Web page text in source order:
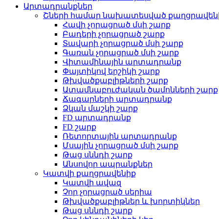
Արտադրանքներ
Շների համար նախատեսված
Հավի չորացրած մսի շարք
Բադերի չորացրած շարք
Տավարի չորացրած մսի շարք
Գառան չորացրած մսի շարք
Վիտամինային արտադրանք
Փայտիկով երշիկի շարք
Թխվածքաբլիթների շարք
Ատամնաբուժական ծամոնների շարք
Ճագարների արտադրանք
Ձկան մաշկի շարք
FD արտադրանք
FD շարք
Ռետորտային արտադրանք
Մսային չորացրած մսի շարք
Թաց սննդի շարք
Անսովոր ապրանքներ
Կատվի քաղցրավենիք
Կատվի ավազ
Չոր չորացրած սերիա
Թխվածքաբլիթներ և խորտիկներ
Թաց սննդի շարք